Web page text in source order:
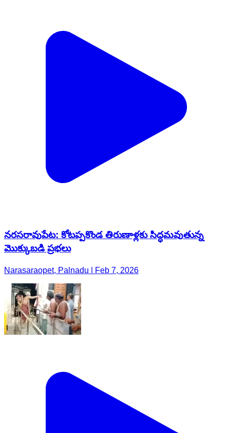
నరసరావుపేట: కోటప్పకొండ తిరుణాళ్లకు సిద్ధమవుతున్న
మొక్కుబడి ప్రభలు
Narasaraopet, Palnadu | Feb 7, 2026